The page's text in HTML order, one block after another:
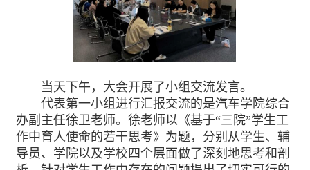
当天下午，大会开展了小组交流发言。
代表第一小组进行汇报交流的是汽车学院综合
办副主任徐卫老师。徐老师以《基于“三院”学生工
作中育人使命的若干思考》为题，分别从学生、辅
导员、学院以及学校四个层面做了深刻地思考和剖